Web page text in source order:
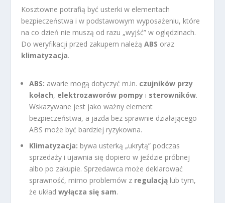
Kosztowne potrafią być usterki w elementach
bezpieczeństwa i w podstawowym wyposażeniu, które
na co dzień nie muszą od razu „wyjść” w oględzinach.
Do weryfikacji przed zakupem należąABS oraz
klimatyzacja.
ABS: awarie mogą dotyczyć m.in. czujników przy
kołach, elektrozaworów pompy i sterowników.
Wskazywane jest jako ważny element
bezpieczeństwa, a jazda bez sprawnie działającego
ABS może być bardziej ryzykowna.
Klimatyzacja: bywa usterką „ukrytą” podczas
sprzedaży i ujawnia się dopiero w jeździe próbnej
albo po zakupie. Sprzedawca może deklarować
sprawność, mimo problemów z regulacją lub tym,
że układwyłącza się sam.